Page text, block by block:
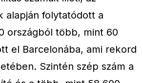
alapján folytatódott a
országból több, mint 60
el Barcelonába, ami rekord
Szintén szép szám a